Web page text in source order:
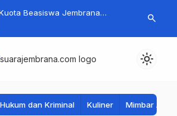
Beasiswa Jembrana
Upaya Penambahan di
Fantastis!
Jembrana
search
light_mode
Hukum dan Kriminal Kuliner Mimbar